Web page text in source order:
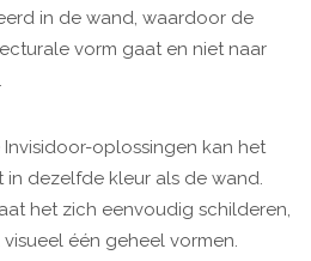
in de wand, waardoor de
vorm gaat en niet naar
oplossingen kan het
dezelfde kleur als de wand.
het zich eenvoudig schilderen,
één geheel vormen.